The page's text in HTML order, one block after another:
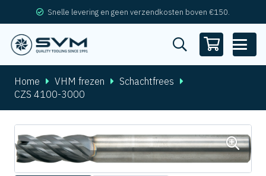
Snelle levering en geen verzendkosten boven €150.
Home VHM frezen
Schachtfrees
CZS 4100-3000